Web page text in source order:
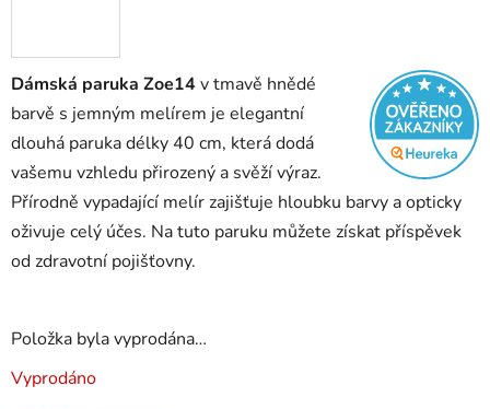
Dámská paruka Zoe14v tmavě hnědé
barvě s jemným melírem je elegantní
dlouhá paruka délky 40 cm, která dodá
vašemu vzhledu přirozený a svěží výraz.
Přírodně vypadající melír zajišťuje hloubku barvy a opticky
oživuje celý účes. Na tuto paruku můžete získat příspěvek
od zdravotní pojišťovny.
Položka byla vyprodána…
Vyprodáno